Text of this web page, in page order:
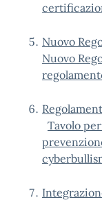
Nuovo
Nuovo
Tavolo